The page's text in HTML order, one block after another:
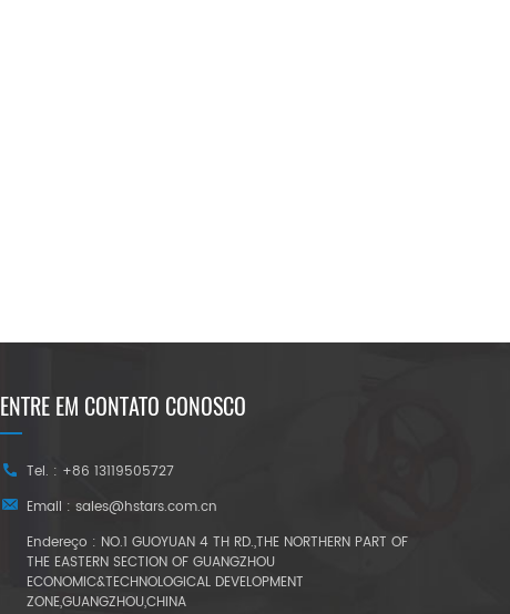
ENTRE EM CONTATO CONOSCO
Tel. : +86 13119505727
Email :sales@hstars.com.cn
Endereço : NO.1 GUOYUAN 4 TH RD.,THE NORTHERN PART OF
THE EASTERN SECTION OF GUANGZHOU
ECONOMIC&TECHNOLOGICAL DEVELOPMENT
ZONE,GUANGZHOU,CHINA